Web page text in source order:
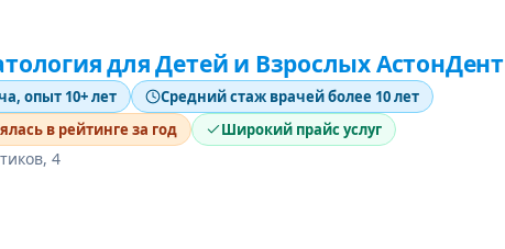
для Детей и Взрослых АстонДент
опыт 10+ лет
Средний стаж врачей более 10 лет
в рейтинге за год
Широкий прайс услуг
4